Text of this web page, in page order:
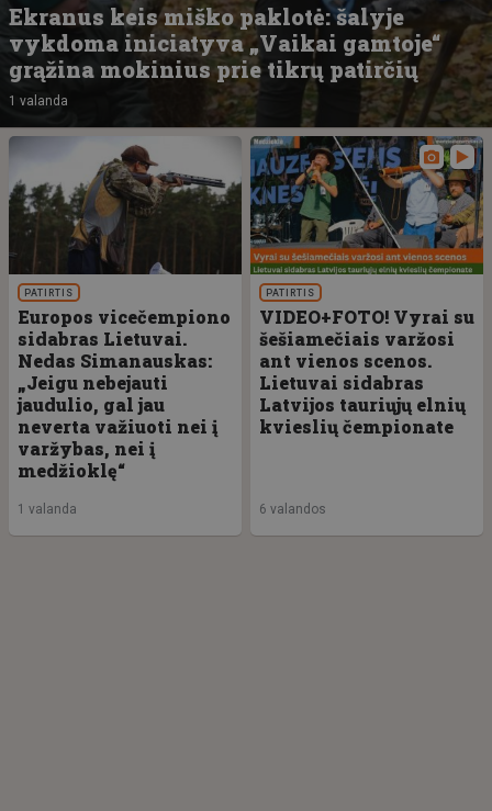
Ekranus keis miško paklotė: šalyje
vykdoma iniciatyva „Vaikai gamtoje“
grąžina mokinius prie tikrų patirčių
1 valanda
PATIRTIS
Europos vicečempiono
sidabras Lietuvai.
Nedas Simanauskas:
„Jeigu nebejauti
jaudulio, gal jau
neverta važiuoti nei į
varžybas, nei į
medžioklę“
1 valanda
PATIRTIS
VIDEO+FOTO! Vyrai su
šešiamečiais varžosi
ant vienos scenos.
Lietuvai sidabras
Latvijos tauriųjų elnių
kvieslių čempionate
6 valandos